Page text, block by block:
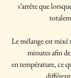
s’arrête que
Le mélange est
minutes afin
en température, ce